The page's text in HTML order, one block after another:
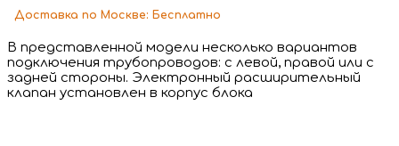
Доставка по Москве: Бесплатно
В представленной модели несколько вариантов
подключения трубопроводов: с левой, правой или с
задней стороны. Электронный расширительный
клапан установлен в корпус блока